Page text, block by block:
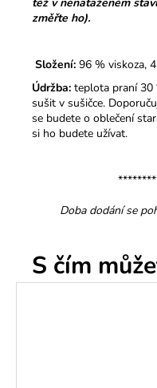
změřte ho).
Složení: 96 % viskoza,
Údržba: teplota praní 30
sušit v sušičce.
se budete o oblečení
si ho budete užívat.
Doba dodání se
S čím